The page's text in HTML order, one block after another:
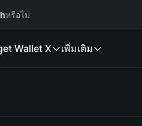
หรือไม่
Wallet X เพิ่มเติม